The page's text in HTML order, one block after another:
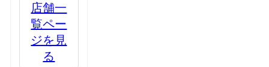
店舗一
覧ペー
ジを見
る